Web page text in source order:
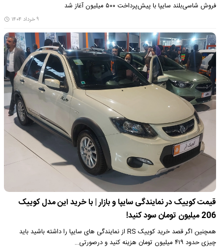
فروش شاسی‌بلند سایپا با پیش‌پرداخت ۵۰۰ میلیون آغاز شد
۹ خرداد ۱۴۰۴
قیمت کوییک در نمایندگی سایپا و بازار | با خرید این مدل کوییک
206 میلیون تومان سود کنید!
همچنین اگر قصد خرید کوییک RS از نمایندگی های سایپا را داشته باشید باید
چیزی حدود ۴۱۹ میلیون تومان هزینه کنید و درصورتی…